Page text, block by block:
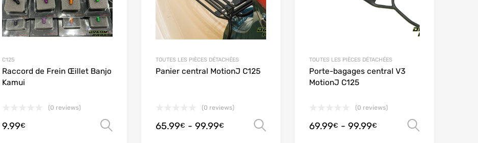
C125
Raccord de Frein Œillet Banjo
Kamui
(0 reviews)
9.99€ Scegli
TOUTES LES PIÈCES DÉTACHÉES
Panier central MotionJ C125
(0 reviews)
65.99€ - 99.99€ Scegli
TOUTES LES PIÈCES DÉTACHÉES
Porte-bagages central V3
MotionJ C125
(0 reviews)
69.99€ - 99.99€